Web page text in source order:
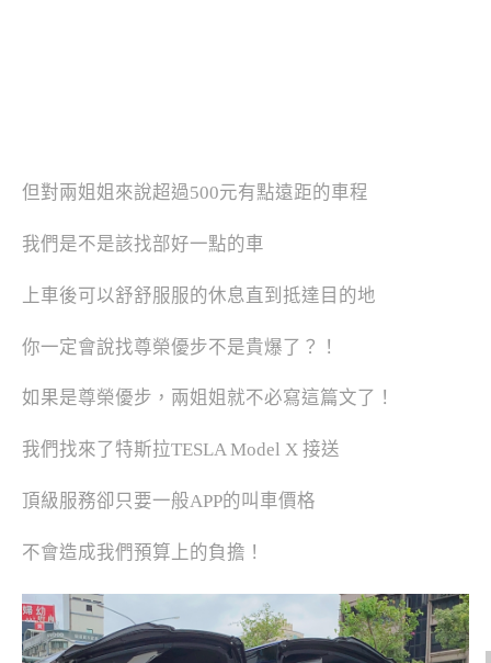
但對兩姐姐來說超過500元有點遠距的車程
我們是不是該找部好一點的車
上車後可以舒舒服服的休息直到抵達目的地
你一定會說找尊榮優步不是貴爆了？！
如果是尊榮優步，兩姐姐就不必寫這篇文了！
我們找來了特斯拉TESLA Model X 接送
頂級服務卻只要一般APP的叫車價格
不會造成我們預算上的負擔！